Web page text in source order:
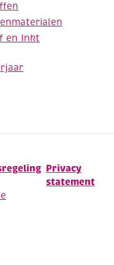
en Inkt
Privacy
statement